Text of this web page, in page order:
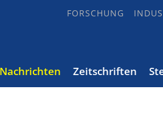
FORSCHUNG
Nachrichten Zeitschriften